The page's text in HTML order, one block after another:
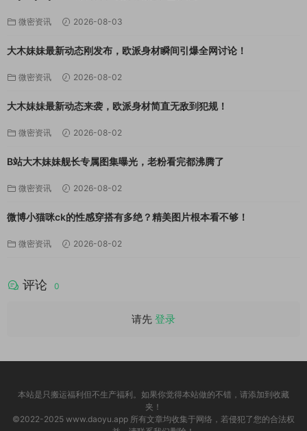
微密资讯 2026-08-03
大木妹妹最新动态刚发布，欧派身材瞬间引爆全网讨论！
微密资讯 2026-08-02
大木妹妹最新动态来袭，欧派身材简直无敌到犯规！
微密资讯 2026-08-02
B站大木妹妹舰长专属图集曝光，老粉看完都沸腾了
微密资讯 2026-08-02
微博小猫咪ck的性感穿搭有多绝？精美图片根本看不够！
微密资讯 2026-08-02
评论 0
请先 登录
本站是只搬运福利但不生产福利。如果你觉得本站做的不错，请添加到收藏
夹！
©2022-2025 www.daoyu.app 所有文章均收集于网络，若侵犯了您的合法权